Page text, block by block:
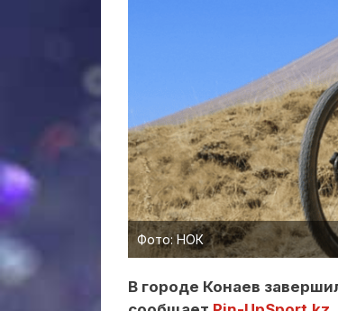
Фото: НОК
В городе Конаев